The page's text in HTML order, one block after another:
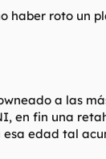
haber roto
a las
en fin una
edad tal